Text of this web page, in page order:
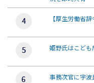
【厚生労働省
姫野氏はこど
事務次官に宇